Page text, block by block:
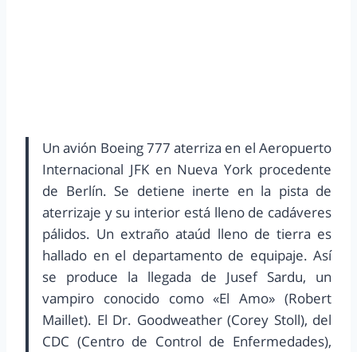
Un avión Boeing 777 aterriza en el Aeropuerto
Internacional JFK en Nueva York procedente
de Berlín. Se detiene inerte en la pista de
aterrizaje y su interior está lleno de cadáveres
pálidos. Un extraño ataúd lleno de tierra es
hallado en el departamento de equipaje. Así
se produce la llegada de Jusef Sardu, un
vampiro conocido como «El Amo» (Robert
Maillet). El Dr. Goodweather (Corey Stoll), del
CDC (Centro de Control de Enfermedades),